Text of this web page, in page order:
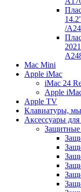
/
Mac Mini
Apple iMac
iMac 24
Apple
Apple TV
Клавиатуры,
Аксессуары
Защитные